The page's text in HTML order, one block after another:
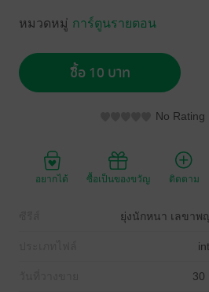
หมวดหมู่ การ์ตูนรายตอน
ซื้อ 10 บาท
No Rating
อยากได้ ซื้อเป็นของขวัญ ติดตาม
ยุ่งนักหนา เลขาพ
30